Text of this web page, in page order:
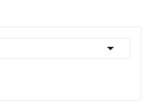
